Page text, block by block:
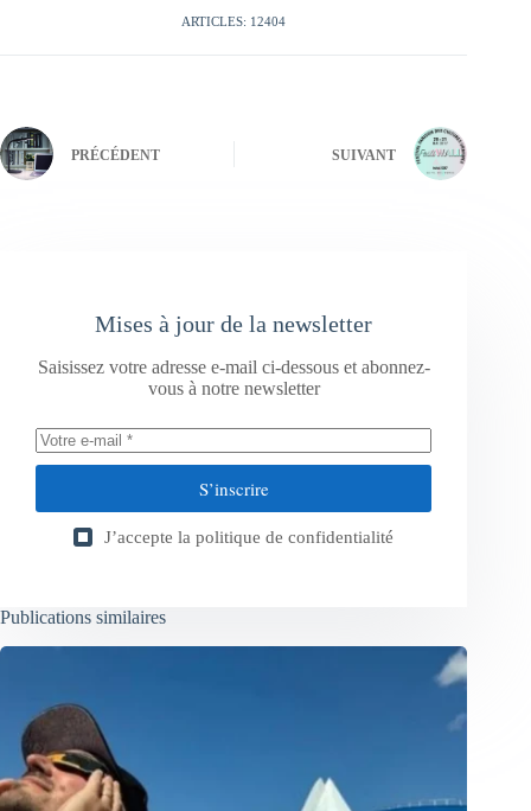
ARTICLES: 12404
PRÉCÉDENT SUIVANT
Mises à jour de la newsletter
Saisissez votre adresse e-mail ci-dessous et abonnez-
vous à notre newsletter
S’inscrire
J’accepte la politique de confidentialité
Publications similaires